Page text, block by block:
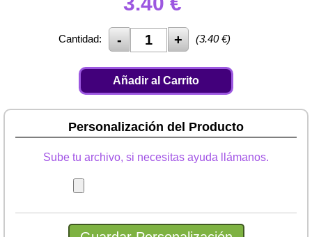
Cantidad: (3.40€)
Añadir al Carrito
Personalización del Producto
Sube tu archivo, si necesitas ayuda llámanos.